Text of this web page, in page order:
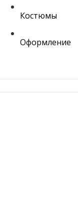
Костюмы
Оформление